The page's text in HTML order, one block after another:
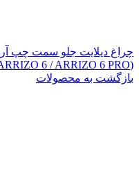
(ARRIZO 6 / ARRIZO 6 PRO)
بازگشت به محصولات